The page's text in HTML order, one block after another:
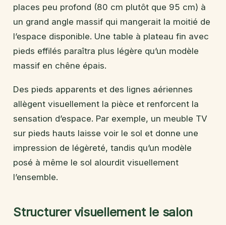
places peu profond (80 cm plutôt que 95 cm) à
un grand angle massif qui mangerait la moitié de
l’espace disponible. Une table à plateau fin avec
pieds effilés paraîtra plus légère qu’un modèle
massif en chêne épais.
Des pieds apparents et des lignes aériennes
allègent visuellement la pièce et renforcent la
sensation d’espace. Par exemple, un meuble TV
sur pieds hauts laisse voir le sol et donne une
impression de légèreté, tandis qu’un modèle
posé à même le sol alourdit visuellement
l’ensemble.
Structurer visuellement le salon